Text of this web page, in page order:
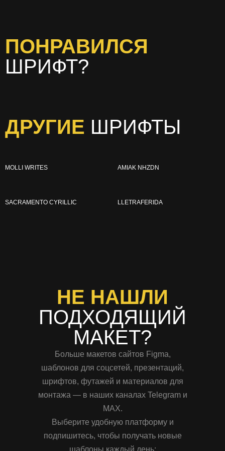
ПОНРАВИЛСЯ
ШРИФТ?
ДРУГИЕ ШРИФТЫ
MOLLI WRITES AMIAK NHZDN
SACRAMENTO CYRILLIC LLETRAFERIDA
НЕ НАШЛИ
ПОДХОДЯЩИЙ
МАКЕТ?
Больше макетов сайтов Figma,
шаблонов для соцсетей, презентаций,
шрифтов, футажей и материалов для
монтажа — в наших каналах Telegram и
MAX.
Выберите удобную платформу и
подпишитесь, чтобы получать новые
шаблоны каждый день: